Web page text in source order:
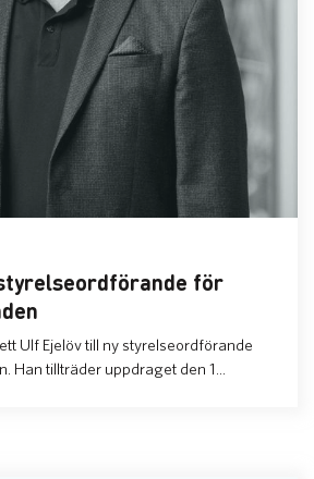
för
Ulf Ejelöv till ny styrelseordförande
Han tillträder uppdraget den 1...